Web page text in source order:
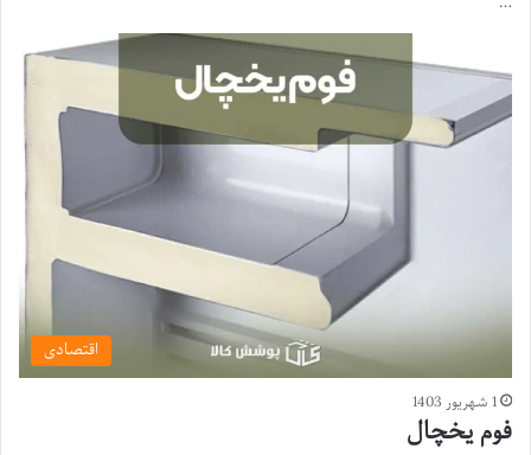
اقتصادی
1 شهریور 1403
فوم یخچال